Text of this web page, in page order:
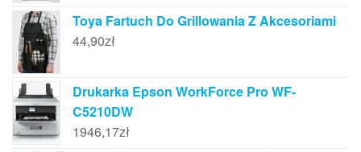
Toya Fartuch Do Grillowania Z Akcesoriami
44,90zł
Drukarka Epson WorkForce Pro WF-
C5210DW
1946,17zł